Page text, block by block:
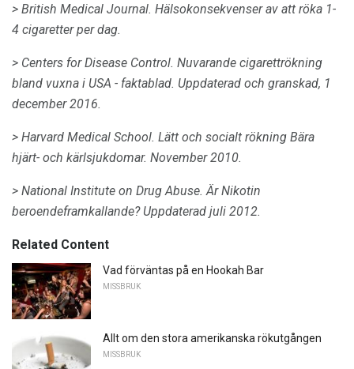
> British Medical Journal. Hälsokonsekvenser av att röka 1-
4 cigaretter per dag.
> Centers for Disease Control. Nuvarande cigarettrökning
bland vuxna i USA - faktablad. Uppdaterad och granskad, 1
december 2016.
> Harvard Medical School. Lätt och socialt rökning Bära
hjärt- och kärlsjukdomar. November 2010.
> National Institute on Drug Abuse. Är Nikotin
beroendeframkallande? Uppdaterad juli 2012.
Related Content
Vad förväntas på en Hookah Bar
MISSBRUK
Allt om den stora amerikanska rökutgången
MISSBRUK